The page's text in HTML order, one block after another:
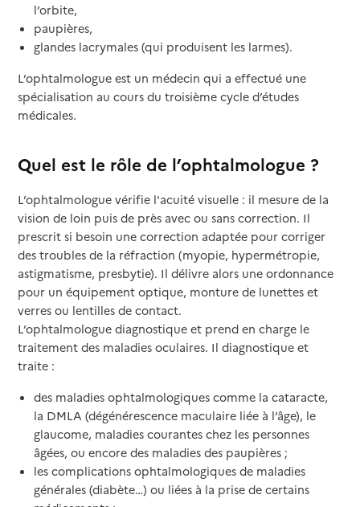
l’orbite,
paupières,
glandes lacrymales (qui produisent les larmes).
L’ophtalmologue est un médecin qui a effectué une
spécialisation au cours du troisième cycle d’études
médicales.
Quel est le rôle de l’ophtalmologue ?
L’ophtalmologue vérifie l'acuité visuelle : il mesure de la
vision de loin puis de près avec ou sans correction. Il
prescrit si besoin une correction adaptée pour corriger
des troubles de la réfraction (myopie, hypermétropie,
astigmatisme, presbytie). Il délivre alors une ordonnance
pour un équipement optique, monture de lunettes et
verres ou lentilles de contact.
L’ophtalmologue diagnostique et prend en charge le
traitement des maladies oculaires. Il diagnostique et
traite :
des maladies ophtalmologiques comme la cataracte,
la DMLA (dégénérescence maculaire liée à l’âge), le
glaucome, maladies courantes chez les personnes
âgées, ou encore des maladies des paupières ;
les complications ophtalmologiques de maladies
générales (diabète…) ou liées à la prise de certains